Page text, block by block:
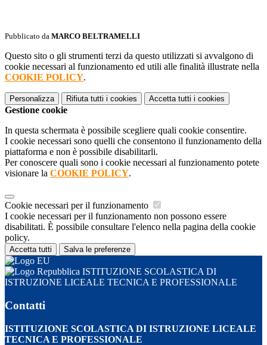
Pubblicato da MARCO BELTRAMELLI
Questo sito o gli strumenti terzi da questo utilizzati si avvalgono di
cookie necessari al funzionamento ed utili alle finalità illustrate nella
COOKIE POLICY.
Personalizza Rifiuta tutti i cookies Accetta tutti i cookies
Gestione cookie
In questa schermata è possibile scegliere quali cookie consentire.
I cookie necessari sono quelli che consentono il funzionamento della
piattaforma e non è possibile disabilitarli.
Per conoscere quali sono i cookie necessari al funzionamento potete
visionare la COOKIE POLICY.
Cookie necessari per il funzionamento
I cookie necessari per il funzionamento non possono essere
disabilitati. È possibile consultare l'elenco nella pagina della cookie
policy.
Accetta tutti Salva le preferenze
ISTITUZIONE SCOLASTICA DI
ISTRUZIONE LICEALE TECNICA E PROFESSIONALE
Contatti
ISTITUZIONE SCOLASTICA DI ISTRUZIONE LICEALE
TECNICA E PROFESSIONALE